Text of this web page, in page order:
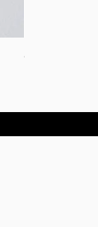
Coperta baby